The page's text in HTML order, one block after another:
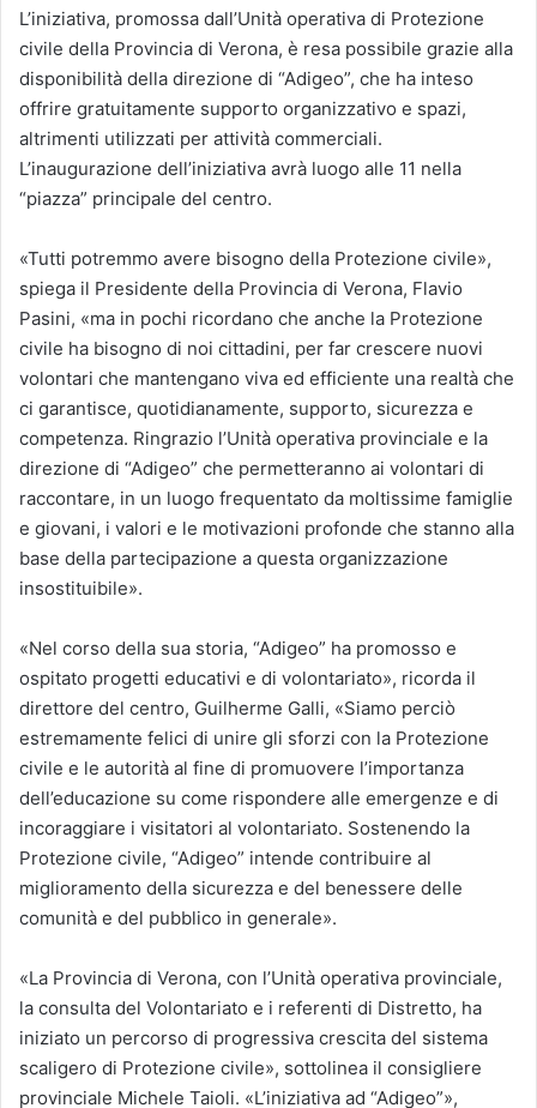
L’iniziativa, promossa dall’Unità operativa di Protezione
civile della Provincia di Verona, è resa possibile grazie alla
disponibilità della direzione di “Adigeo”, che ha inteso
offrire gratuitamente supporto organizzativo e spazi,
altrimenti utilizzati per attività commerciali.
L’inaugurazione dell’iniziativa avrà luogo alle 11 nella
“piazza” principale del centro.
«Tutti potremmo avere bisogno della Protezione civile»,
spiega il Presidente della Provincia di Verona, Flavio
Pasini, «ma in pochi ricordano che anche la Protezione
civile ha bisogno di noi cittadini, per far crescere nuovi
volontari che mantengano viva ed efficiente una realtà che
ci garantisce, quotidianamente, supporto, sicurezza e
competenza. Ringrazio l’Unità operativa provinciale e la
direzione di “Adigeo” che permetteranno ai volontari di
raccontare, in un luogo frequentato da moltissime famiglie
e giovani, i valori e le motivazioni profonde che stanno alla
base della partecipazione a questa organizzazione
insostituibile».
«Nel corso della sua storia, “Adigeo” ha promosso e
ospitato progetti educativi e di volontariato», ricorda il
direttore del centro, Guilherme Galli, «Siamo perciò
estremamente felici di unire gli sforzi con la Protezione
civile e le autorità al fine di promuovere l’importanza
dell’educazione su come rispondere alle emergenze e di
incoraggiare i visitatori al volontariato. Sostenendo la
Protezione civile, “Adigeo” intende contribuire al
miglioramento della sicurezza e del benessere delle
comunità e del pubblico in generale».
«La Provincia di Verona, con l’Unità operativa provinciale,
la consulta del Volontariato e i referenti di Distretto, ha
iniziato un percorso di progressiva crescita del sistema
scaligero di Protezione civile», sottolinea il consigliere
provinciale Michele Taioli. «L’iniziativa ad “Adigeo”»,